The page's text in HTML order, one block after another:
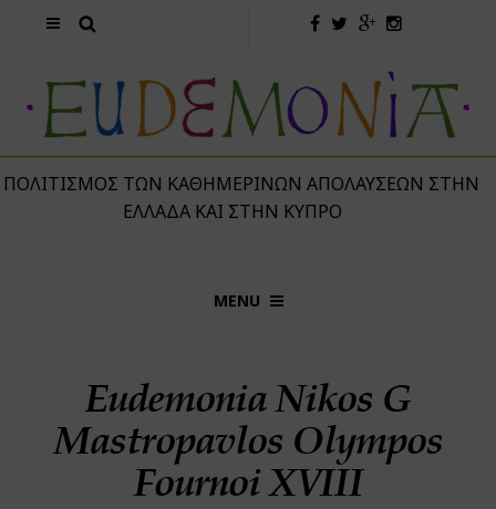
ΤΩΝ ΚΑΘΗΜΕΡΙΝΏΝ ΑΠΟΛΑΎΣΕΩΝ ΣΤΗΝ
ΕΛΛΆΔΑ ΚΑΙ ΣΤΗΝ ΚΎΠΡΟ
MENU
Eudemonia Nikos G
Mastropavlos Olympos
Fournoi XVIII